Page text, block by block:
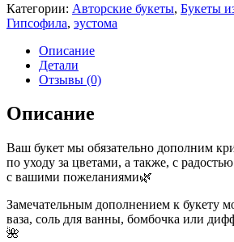
Категории: Авторские букеты, Букеты
Гипсофила, эустома
Описание
Детали
Отзывы (0)
Описание
Ваш букет мы обязательно дополним
по уходу за цветами, а также, с
с вашими пожеланиями🌿
Замечательным дополнением к букету
ваза, соль для ванны, бомбочка или
🌺